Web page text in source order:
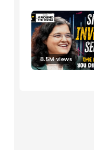
8.5M views